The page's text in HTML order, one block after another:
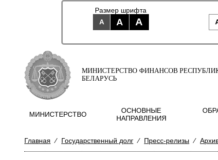
Размер шрифта
A
A A
МИНИСТЕРСТВО ФИНАНСОВ
БЕЛАРУСЬ
МИНИСТЕРСТВО
ОСНОВНЫЕ
НАПРАВЛЕНИЯ
Главная ⁄ Государственный долг ⁄ Пресс-релизы ⁄